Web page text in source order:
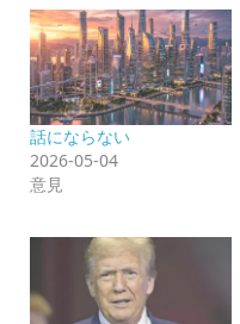
話にならない
2026-05-04
意見